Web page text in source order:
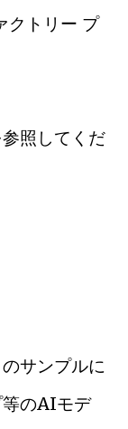
クトリー プ
照してくだ
サンプルに
等のAIモデ